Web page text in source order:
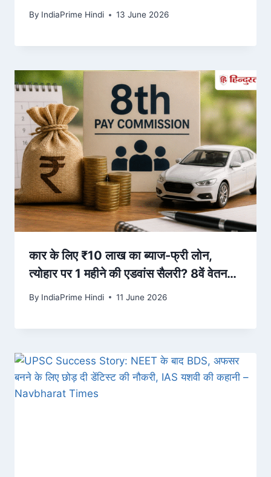
टूटा; असम… – Dainik Bhaskar
By IndiaPrime Hindi 13 June 2026
कार के लिए ₹10 लाख का ब्याज-फ्री लोन,
त्योहार पर 1 महीने की एडवांस सैलरी? 8वें वेतन
आयोग से ये 3 बड़ी मांग – Hindustan Hindi
By IndiaPrime Hindi 11 June 2026